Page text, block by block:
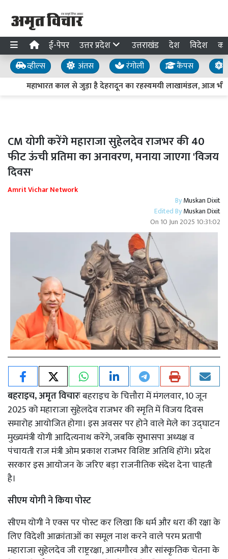
ई-पेपर उत्तर प्रदेश उत्तराखंड देश विदेश
व्हील्स अंतस रंगोली कैंपस
महाभारत काल से जुड़ा है देहरादून का रहस्यमयी लाखामंडल, आज भी
CM योगी करेंगे महाराजा सुहेलदेव राजभर की 40
फीट ऊंची प्रतिमा का अनावरण, मनाया जाएगा 'विजय
दिवस'
Amrit Vichar Network
ByMuskan Dixit
Edited ByMuskan Dixit
On 10 Jun 2025 10:31:02
बहराइच, अमृत विचारःबहराइच के चित्तौरा में मंगलवार, 10 जून
2025 को महाराजा सुहेलदेव राजभर की स्मृति में विजय दिवस
समारोह आयोजित होगा। इस अवसर पर होने वाले मेले का उद्घाटन
मुख्यमंत्री योगी आदित्यनाथ करेंगे, जबकि सुभासपा अध्यक्ष व
पंचायती राज मंत्री ओम प्रकाश राजभर विशिष्ट अतिथि होंगे। प्रदेश
सरकार इस आयोजन के जरिए बड़ा राजनीतिक संदेश देना चाहती
है।
सीएम योगी ने किया पोस्ट
सीएम योगी ने एक्स पर पोस्ट कर लिखा कि धर्म और धरा की रक्षा के
लिए विदेशी आक्रांताओं का समूल नाश करने वाले परम प्रतापी
महाराजा सुहेलदेव जी राष्ट्ररक्षा, आत्मगौरव और सांस्कृतिक चेतना के